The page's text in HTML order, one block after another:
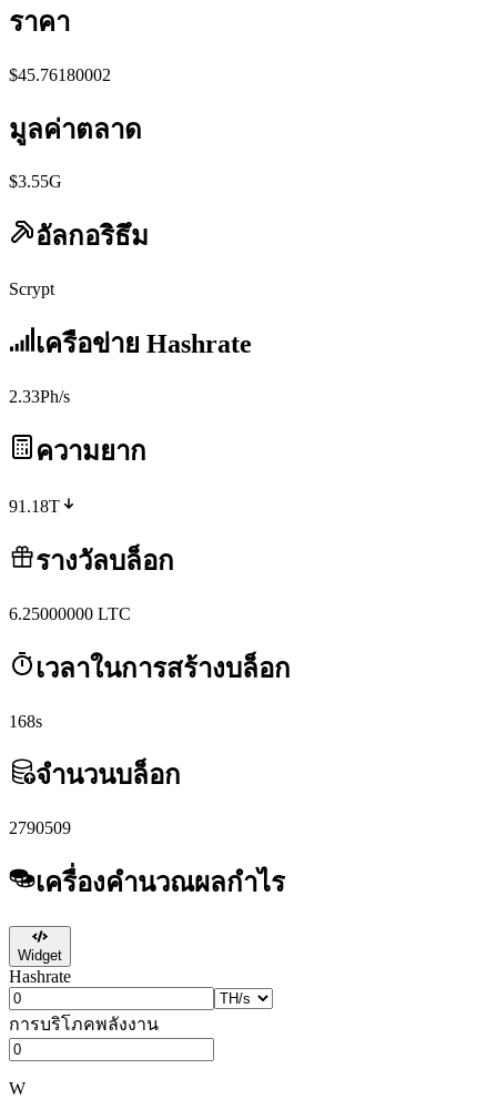
ราคา
$45.76180002
มูลค่าตลาด
$3.55G
อัลกอริธึม
Scrypt
เครือข่าย Hashrate
2.33Ph/s
ความยาก
91.18T
รางวัลบล็อก
6.25000000 LTC
เวลาในการสร้างบล็อก
168s
จำนวนบล็อก
2790509
เครื่องคำนวณผลกำไร
Widget
Hashrate
การบริโภคพลังงาน
W